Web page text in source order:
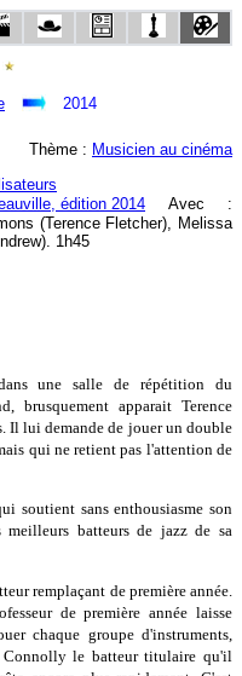
2014
Thème : Musicien au cinéma
Avec :
(Terence Fletcher), Melissa
1h45
une salle de répétition du
brusquement apparait Terence
Il lui demande de jouer un double
qui ne retient pas l'attention de
soutient sans enthousiasme son
batteurs de jazz de sa
remplaçant de première année.
de première année laisse
chaque groupe d'instruments,
Connolly le batteur titulaire qu'il